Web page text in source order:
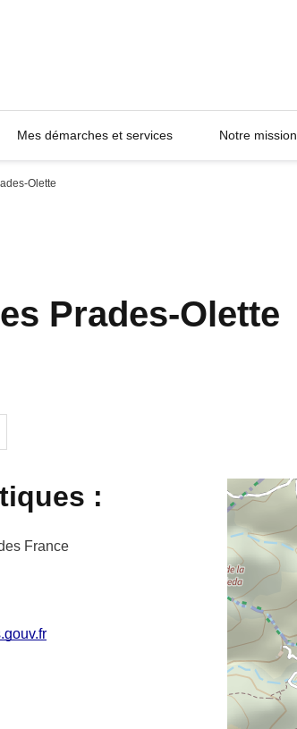
Mes démarches et services Notre mission
Olette
Prades-Olette
fenêtrefenêtre
In - nouvelle fenêtre
par email - nouvelle fenêtre
:
France